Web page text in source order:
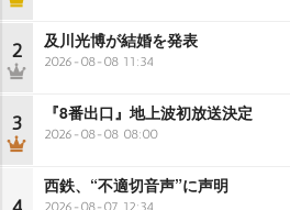
2 及川光博が結婚を発表
2026-08-08 11:34
3 『8番出口』地上波初放送決定
2026-08-08 08:00
西鉄、“不適切音声”に声明
2026-08-07 12:34